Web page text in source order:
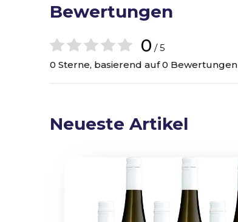
Bewertungen
0 / 5
0 Sterne, basierend auf 0 Bewertungen
Neueste Artikel